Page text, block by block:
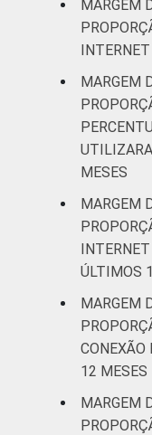
MARGEM
MARGEM
MESES
MARGEM
ÚLTIMOS
MARGEM
CONEXÃO
12 MESES
MARGEM